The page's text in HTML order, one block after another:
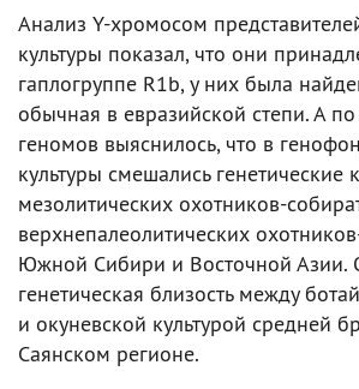
Анализ Y-хромосом
культуры показал, что они
гаплогруппе R1b, у них была
обычная в евразийской степи. А
геномов выяснилось, что в
культуры смешались генетические
мезолитических охотников-
верхнепалеолитических
Южной Сибири и Восточной Азии.
генетическая близость между
и окуневской культурой средней
Саянском регионе.